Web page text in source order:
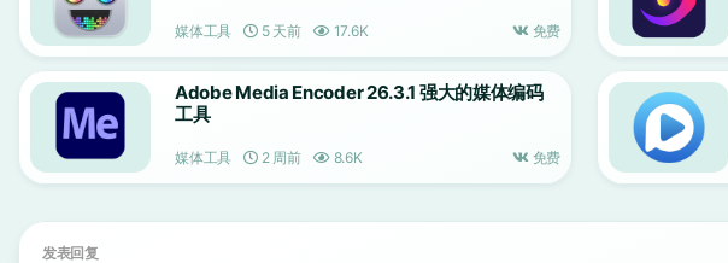
媒体工具 5 天前 17.6K 免费
Adobe Media Encoder 26.3.1 强大的媒体编码
工具
媒体工具 2 周前 8.6K 免费
发表回复